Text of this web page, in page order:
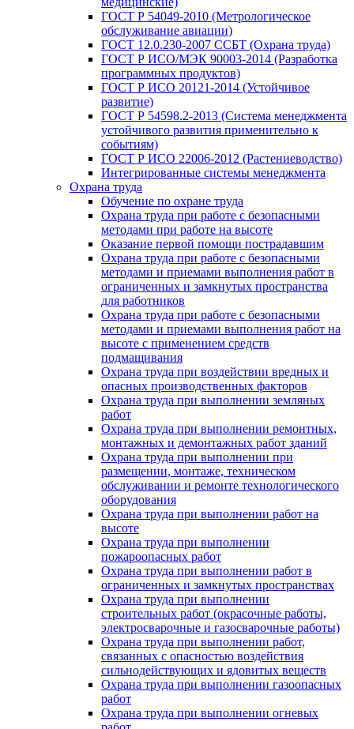
ГОСТ Р 54049-2010 (Метрологическое
обслуживание авиации)
ГОСТ 12.0.230-2007 ССБТ (Охрана труда)
ГОСТ Р ИСО/МЭК 90003-2014 (Разработка
программных продуктов)
ГОСТ Р ИСО 20121-2014 (Устойчивое
развитие)
ГОСТ Р 54598.2-2013 (Система менеджмента
устойчивого развития применительно к
событиям)
ГОСТ Р ИСО 22006-2012 (Растениеводство)
Интегрированные системы менеджмента
Охрана труда
Обучение по охране труда
Охрана труда при работе с безопасными
методами при работе на высоте
Оказание первой помощи пострадавшим
Охрана труда при работе с безопасными
методами и приемами выполнения работ в
ограниченных и замкнутых пространства
для работников
Охрана труда при работе с безопасными
методами и приемами выполнения работ на
высоте с применением средств
подмащивания
Охрана труда при воздействии вредных и
опасных производственных факторов
Охрана труда при выполнении земляных
работ
Охрана труда при выполнении ремонтных,
монтажных и демонтажных работ зданий
Охрана труда при выполнении при
размещении, монтаже, техническом
обслуживании и ремонте технологического
оборудования
Охрана труда при выполнении работ на
высоте
Охрана труда при выполнении
пожароопасных работ
Охрана труда при выполнении работ в
ограниченных и замкнутых пространствах
Охрана труда при выполнении
строительных работ (окрасочные работы,
электросварочные и газосварочные работы)
Охрана труда при выполнении работ,
связанных с опасностью воздействия
сильнодействующих и ядовитых веществ
Охрана труда при выполнении газоопасных
работ
Охрана труда при выполнении огневых